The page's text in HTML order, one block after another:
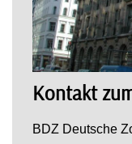
Kontakt
BDZ Deutsche